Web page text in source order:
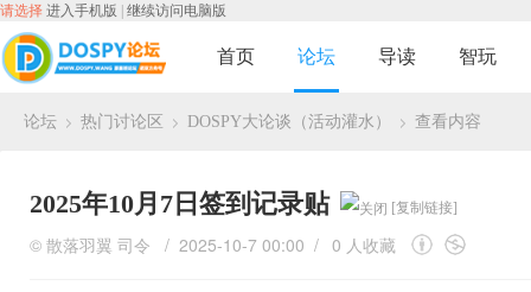
请选择 进入手机版 继续访问电脑版
首页 论坛 导读 智玩
论坛 热门讨论区 DOSPY大论谈（活动灌水） 查看内容
2025年10月7日签到记录贴 [复制链接]
© 散落羽翼 司令 / 2025-10-7 00:00 / 0 人收藏